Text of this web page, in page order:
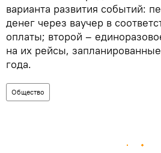
варианта развития событий:
денег через ваучер в
оплаты; второй –
на их рейсы,
года.
Общество